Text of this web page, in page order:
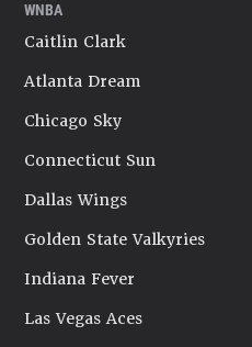
WNBA
Caitlin Clark
Atlanta Dream
Chicago Sky
Connecticut Sun
Dallas Wings
Golden State Valkyries
Indiana Fever
Las Vegas Aces